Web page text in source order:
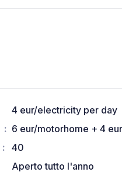
4 eur/electricity per day
6 eur/motorhome + 4
40
Aperto tutto l'anno